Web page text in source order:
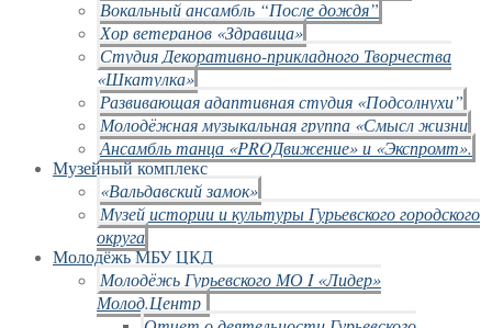
Вокальный ансамбль “После дождя”
Хор ветеранов «Здравица»
Студия Декоративно-прикладного Творчества
«Шкатулка»
Развивающая адаптивная студия «Подсолнухи”
Молодёжная музыкальная группа «Смысл жизни
Ансамбль танца «PROДвижение» и «Экспромт».
Музейный комплекс
«Вальдавский замок»
Музей истории и культуры Гурьевского городского
округа
Молодёжь МБУ ЦКД
Молодёжь Гурьевского МО I «Лидер»
Молод.Центр